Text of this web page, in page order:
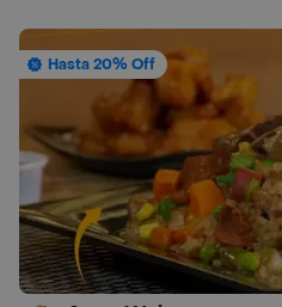
Hasta 20% Off